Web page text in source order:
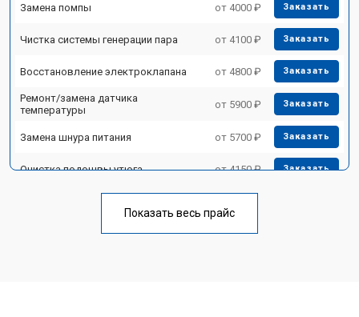
Замена помпы от 4000 ₽ Заказать
Чистка системы генерации пара от 4100 ₽ Заказать
Восстановление электроклапана от 4800 ₽ Заказать
Ремонт/замена датчика
температуры
от 5900 ₽ Заказать
Замена шнура питания от 5700 ₽ Заказать
Очистка подошвы утюга от 4150 ₽ Заказать
Корпусный ремонт (замена резинок,
Замена клапана давления от 5850 ₽
Показать весь прайс